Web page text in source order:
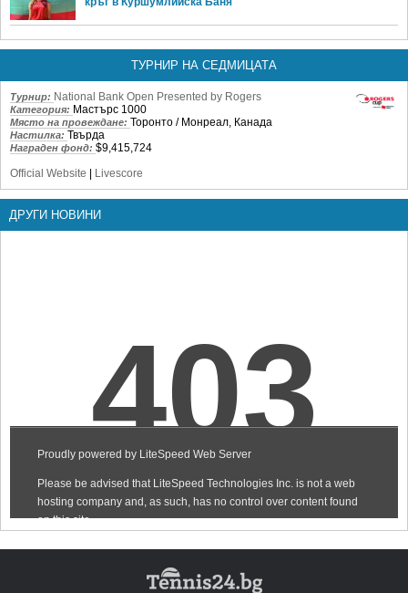
ТУРНИР НА СЕДМИЦАТА
Турнир: National Bank Open Presented by Rogers
Категория: Мастърс 1000
Място на провеждане: Торонто / Монреал, Канада
Настилка: Твърда
Награден фонд: $9,415,724
Official Website | Livescore
ДРУГИ НОВИНИ